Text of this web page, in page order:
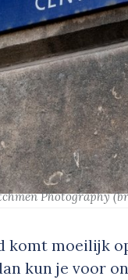
Photography
komt moeilijk
kun je voor